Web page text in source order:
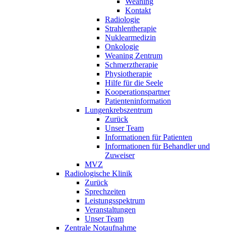
Kontakt
Radiologie
Strahlentherapie
Nuklearmedizin
Onkologie
Weaning Zentrum
Schmerztherapie
Physiotherapie
Hilfe für die Seele
Kooperationspartner
Patienteninformation
Lungenkrebszentrum
Zurück
Unser Team
Informationen für Patienten
Informationen für Behandler und
Zuweiser
MVZ
Radiologische Klinik
Zurück
Sprechzeiten
Leistungsspektrum
Veranstaltungen
Unser Team
Zentrale Notaufnahme